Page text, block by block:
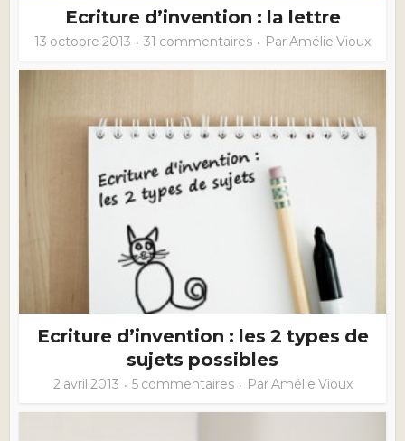
Ecriture d’invention : la lettre
13 octobre 2013 31 commentaires ParAmélie Vioux
Ecriture d’invention : les 2 types de
sujets possibles
2 avril 2013 5 commentaires ParAmélie Vioux